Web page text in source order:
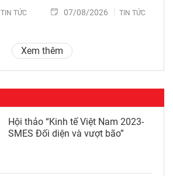
TIN TỨC 07/08/2026 TIN TỨC
Xem thêm
Hội thảo “Kinh tế Việt Nam 2023-
SMES Đối diện và vượt bão”